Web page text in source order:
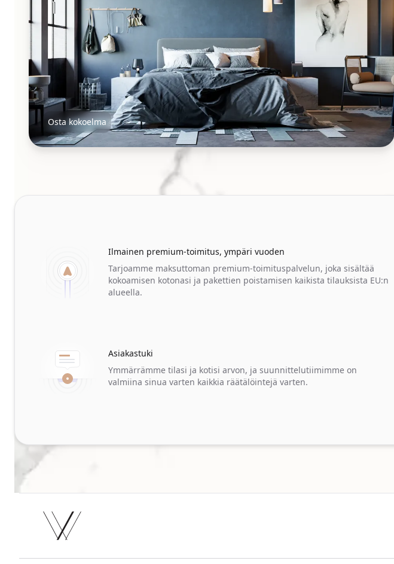
Osta kokoelma
Yöpöydät
Our perks
Ilmainen premium-toimitus, ympäri vuoden
Tarjoamme maksuttoman premium-toimituspalvelun, joka sisältää
kokoamisen kotonasi ja pakettien poistamisen kaikista tilauksista EU:n
alueella.
Asiakastuki
Ymmärrämme tilasi ja kotisi arvon, ja suunnittelutiimimme on
valmiina sinua varten kaikkia räätälöintejä varten.